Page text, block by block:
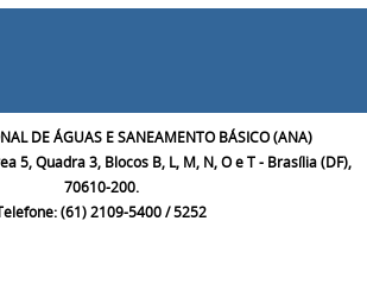
DE ÁGUAS E SANEAMENTO BÁSICO (ANA)
5, Quadra 3, Blocos B, L, M, N, O e T - Brasília (DF),
70610-200.
(61) 2109-5400 / 5252